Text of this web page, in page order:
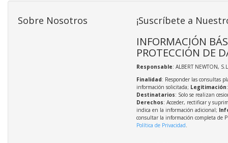
Sobre Nosotros ¡Suscríbete a
INFORMACIÓN
PROTECCIÓN DE
Responsable: ALBERT NEWTON,
Finalidad: Responder las consultas
información solicitada; Legitimación
Destinatarios: Solo se realizan
Derechos: Acceder, rectificar y
indica en la información adicional;
consultar la información completa de
Política de Privacidad.